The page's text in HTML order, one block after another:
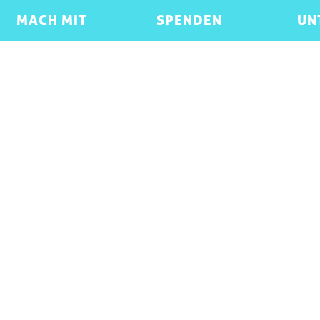
MACH MIT SPENDEN